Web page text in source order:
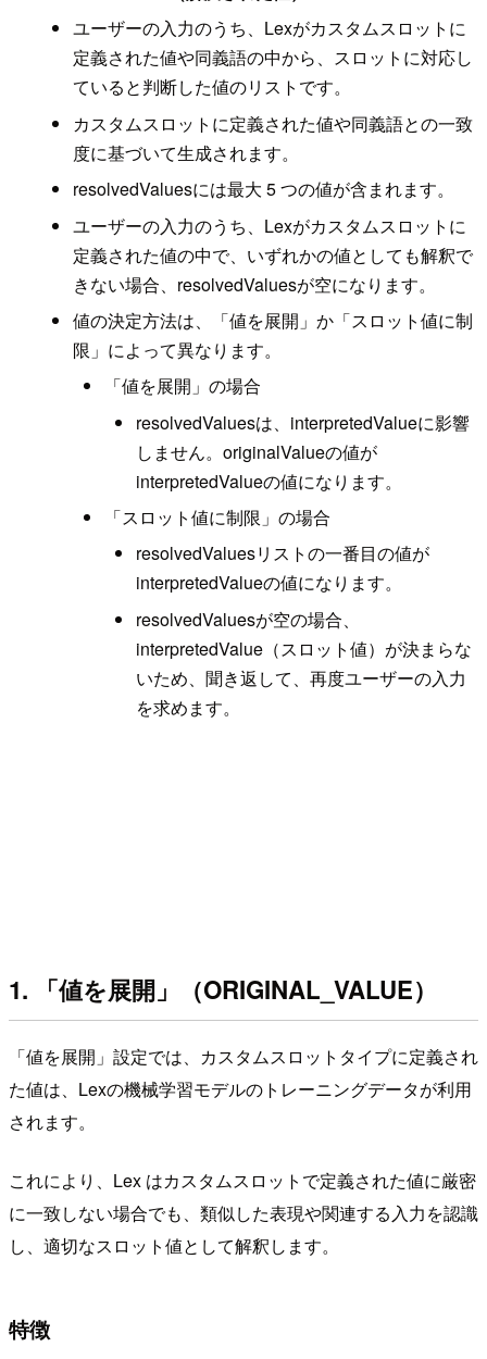
ユーザーの入力のうち、Lexがカスタムスロットに
定義された値や同義語の中から、スロットに対応し
ていると判断した値のリストです。
カスタムスロットに定義された値や同義語との一致
度に基づいて生成されます。
resolvedValuesには最大 5 つの値が含まれます。
ユーザーの入力のうち、Lexがカスタムスロットに
定義された値の中で、いずれかの値としても解釈で
きない場合、resolvedValuesが空になります。
値の決定方法は、「値を展開」か「スロット値に制
限」によって異なります。
「値を展開」の場合
resolvedValuesは、interpretedValueに影響
しません。originalValueの値が
interpretedValueの値になります。
「スロット値に制限」の場合
resolvedValuesリストの一番目の値が
interpretedValueの値になります。
resolvedValuesが空の場合、
interpretedValue（スロット値）が決まらな
いため、聞き返して、再度ユーザーの入力
を求めます。
1. 「値を展開」（ORIGINAL_VALUE）
「値を展開」設定では、カスタムスロットタイプに定義され
た値は、Lexの機械学習モデルのトレーニングデータが利用
されます。
これにより、Lex はカスタムスロットで定義された値に厳密
に一致しない場合でも、類似した表現や関連する入力を認識
し、適切なスロット値として解釈します。
特徴